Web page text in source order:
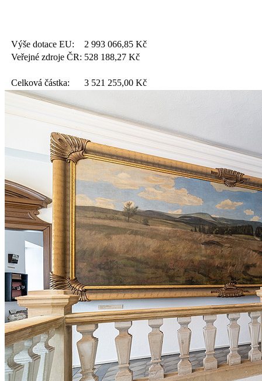
Výše dotace EU: 2 993 066,85 Kč
Veřejné zdroje ČR: 528 188,27 Kč
Celková částka: 3 521 255,00 Kč